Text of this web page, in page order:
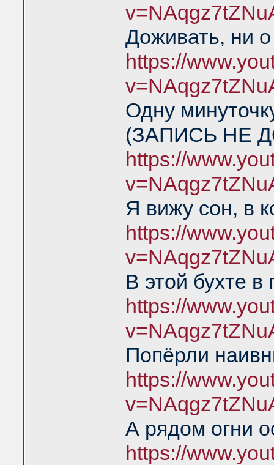
Доживать, ни
https://
Одну
(ЗАПИСЬ НЕ
https://
Я вижу сон, в
https://
В этой бухте
https://
Попёрли
https://
А рядом огни
https://